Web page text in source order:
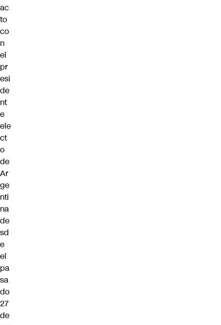
ac
to
co
n
el
pr
esi
de
nt
e
ele
ct
o
de
Ar
ge
nti
na
de
sd
e
el
pa
sa
do
27
de